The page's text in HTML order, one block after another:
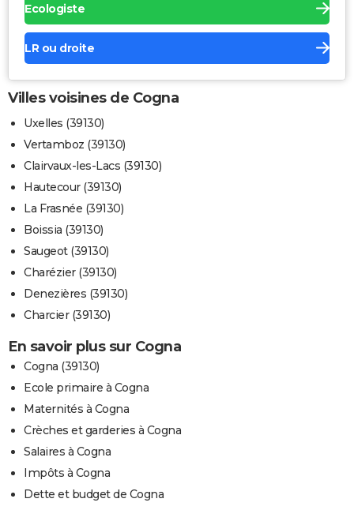
Ecologiste
LR ou droite
Villes voisines de Cogna
Uxelles (39130)
Vertamboz (39130)
Clairvaux-les-Lacs (39130)
Hautecour (39130)
La Frasnée (39130)
Boissia (39130)
Saugeot (39130)
Charézier (39130)
Denezières (39130)
Charcier (39130)
En savoir plus sur Cogna
Cogna (39130)
Ecole primaire à Cogna
Maternités à Cogna
Crèches et garderies à Cogna
Salaires à Cogna
Impôts à Cogna
Dette et budget de Cogna